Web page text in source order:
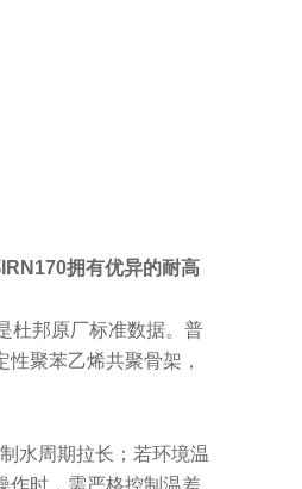
拥有优异的耐高
杜邦原厂标准数据。普
聚苯乙烯共聚骨架，
水周期拉长；若环境温
作时，需严格控制温差